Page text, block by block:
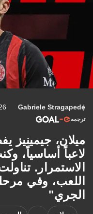
Gabriele Stragapede 26 مارس 2026
ترجمه
ميلان، جيمينيز
لاعباً أساسياً،
الاستمرار.
اللعب، وفي
الجري"